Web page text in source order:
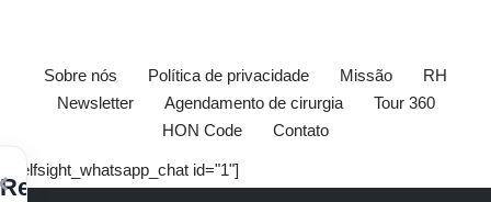
Sobre nós Política de privacidade Missão
RH
Newsletter
Agendamento de cirurgia
Tour 360
HON Code
Contato
[elfsight_whatsapp_chat id="1"]
Receba